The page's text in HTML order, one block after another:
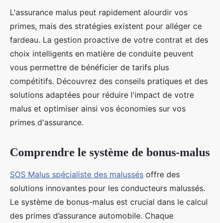
Assurance malus : stratégies
pour alléger votre prime
Ayoub •30 décembre 2024•7 min de lecture
L'assurance malus peut rapidement alourdir vos
primes, mais des stratégies existent pour alléger ce
fardeau. La gestion proactive de votre contrat et des
choix intelligents en matière de conduite peuvent
vous permettre de bénéficier de tarifs plus
compétitifs. Découvrez des conseils pratiques et des
solutions adaptées pour réduire l'impact de votre
malus et optimiser ainsi vos économies sur vos
primes d'assurance.
Comprendre le système de bonus-malus
SOS Malus spécialiste des malussés offre des
solutions innovantes pour les conducteurs malussés.
Le système de bonus-malus est crucial dans le calcul
des primes d’assurance automobile. Chaque